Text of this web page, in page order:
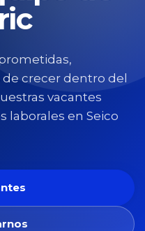
crecer dentro del
vacantes
laborales en Seico